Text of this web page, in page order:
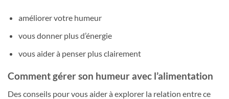
améliorer votre humeur
vous donner plus d’énergie
vous aider à penser plus clairement
Comment gérer son humeur avec l’alimentation
Des conseils pour vous aider à explorer la relation entre ce